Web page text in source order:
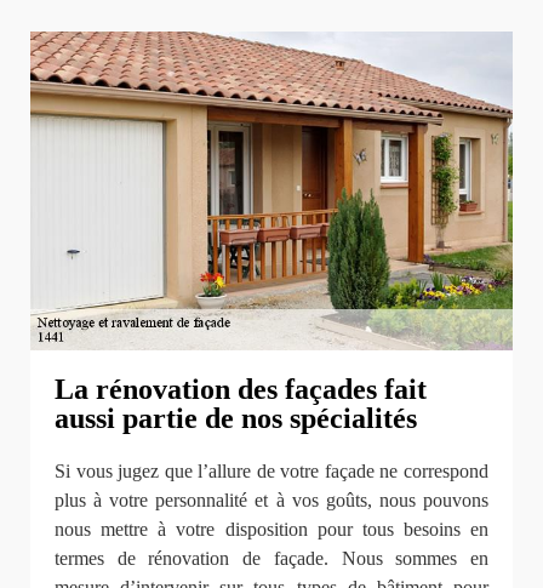
La rénovation des façades fait
aussi partie de nos spécialités
Si vous jugez que l’allure de votre façade ne correspond
plus à votre personnalité et à vos goûts, nous pouvons
nous mettre à votre disposition pour tous besoins en
termes de rénovation de façade. Nous sommes en